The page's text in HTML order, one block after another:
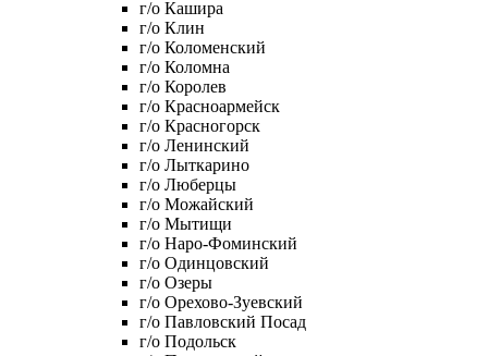
г/о Кашира
г/о Клин
г/о Коломенский
г/о Коломна
г/о Королев
г/о Красноармейск
г/о Красногорск
г/о Ленинский
г/о Лыткарино
г/о Люберцы
г/о Можайский
г/о Мытищи
г/о Наро-Фоминский
г/о Одинцовский
г/о Озеры
г/о Орехово-Зуевский
г/о Павловский Посад
г/о Подольск